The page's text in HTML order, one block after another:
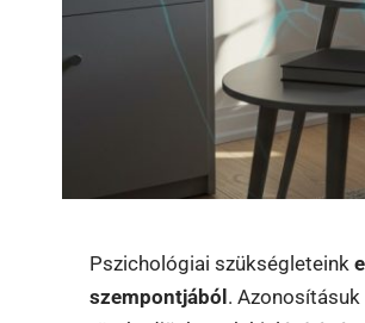
Pszichológiai szükségleteink
szempontjából.